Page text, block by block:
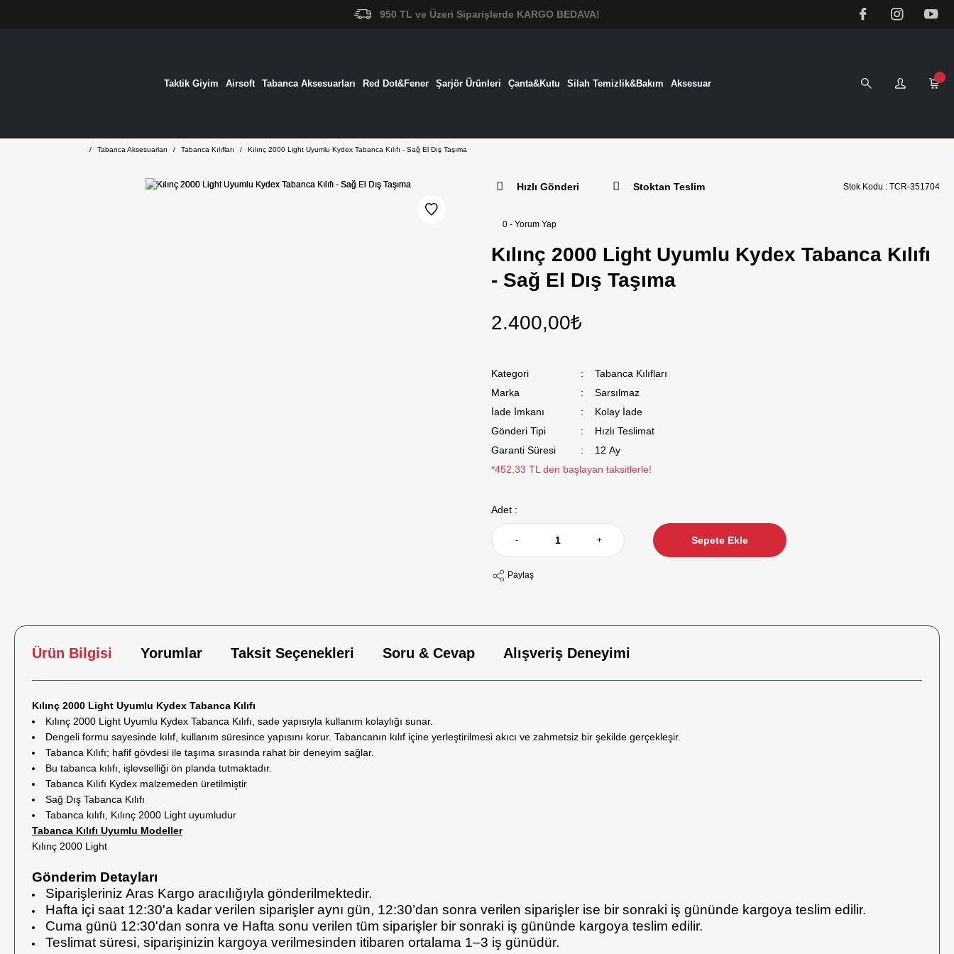
950 TL ve Üzeri Siparişlerde KARGO BEDAVA!
Taktik Giyim Airsoft Tabanca Aksesuarları Red Dot&Fener Şarjör Ürünleri Çanta&Kutu Silah Temizlik&Bakım Aksesuar
Tabanca Aksesuarları Tabanca Kılıfları Kılınç 2000 Light Uyumlu Kydex Tabanca Kılıfı - Sağ El Dış Taşıma
Hızlı Gönderi Stoktan Teslim Stok Kodu : TCR-351704
0 - Yorum Yap
Kılınç 2000 Light Uyumlu Kydex Tabanca Kılıfı
- Sağ El Dış Taşıma
2.400,00₺
Kategori
Tabanca Kılıfları
Marka
Sarsılmaz
İade İmkanı
Kolay İade
Gönderi Tipi
Hızlı Teslimat
Garanti Süresi
12 Ay
*452,33 TL den başlayan taksitlerle!
Adet :
- + Sepete Ekle
Paylaş
Ürün Bilgisi Yorumlar Taksit Seçenekleri Soru & Cevap Alışveriş Deneyimi
Kılınç 2000 Light Uyumlu Kydex Tabanca Kılıfı
Kılınç 2000 Light Uyumlu Kydex Tabanca Kılıfı, sade yapısıyla kullanım kolaylığı sunar.
Dengeli formu sayesinde kılıf, kullanım süresince yapısını korur. Tabancanın kılıf içine yerleştirilmesi akıcı ve zahmetsiz bir şekilde gerçekleşir.
Tabanca Kılıfı; hafif gövdesi ile taşıma sırasında rahat bir deneyim sağlar.
Bu tabanca kılıfı, işlevselliği ön planda tutmaktadır.
Tabanca Kılıfı Kydex malzemeden üretilmiştir
Sağ Dış Tabanca Kılıfı
Tabanca kılıfı, Kılınç 2000 Light uyumludur
Tabanca Kılıfı Uyumlu Modeller
Kılınç 2000 Light
Gönderim Detayları
Siparişleriniz Aras Kargo aracılığıyla gönderilmektedir.
Hafta içi saat 12:30'a kadar verilen siparişler aynı gün, 12:30’dan sonra verilen siparişler ise bir sonraki iş gününde kargoya teslim edilir.
Cuma günü 12:30'dan sonra ve Hafta sonu verilen tüm siparişler bir sonraki iş gününde kargoya teslim edilir.
Teslimat süresi, siparişinizin kargoya verilmesinden itibaren ortalama 1–3 iş günüdür.